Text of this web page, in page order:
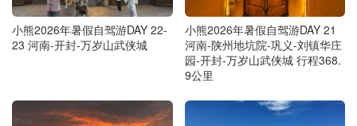
小熊2026年暑假自驾游DAY 22-
23 河南-开封-万岁山武侠城
小熊2026年暑假自驾游DAY 21
河南-陕州地坑院-巩义-刘镇华庄
园-开封-万岁山武侠城 行程368.
9公里